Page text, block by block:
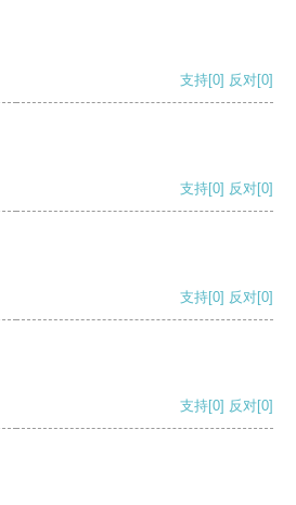
支持[0] 反对[0]
支持[0] 反对[0]
支持[0] 反对[0]
支持[0] 反对[0]